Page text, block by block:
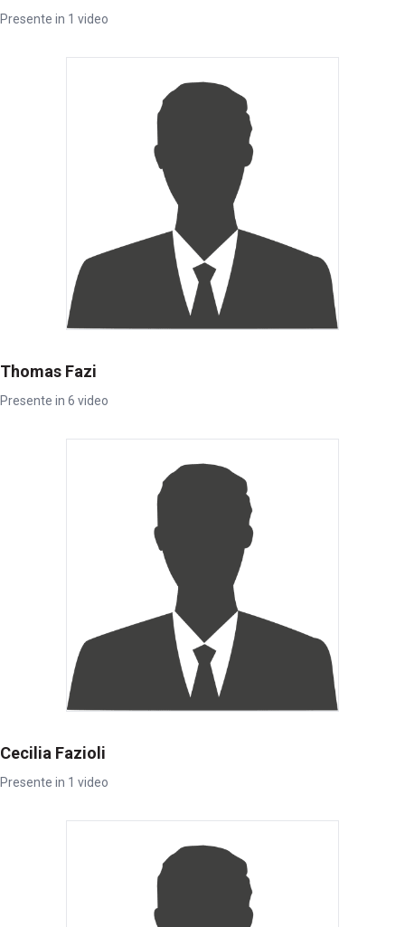
Presente in 1 video
Thomas Fazi
Presente in 6 video
Cecilia Fazioli
Presente in 1 video